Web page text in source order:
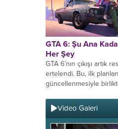
GTA 6: Şu Ana
Her Şey
GTA 6’nın çıkışı artık
ertelendi. Bu, ilk
güncellenmesiyle
Video Galeri